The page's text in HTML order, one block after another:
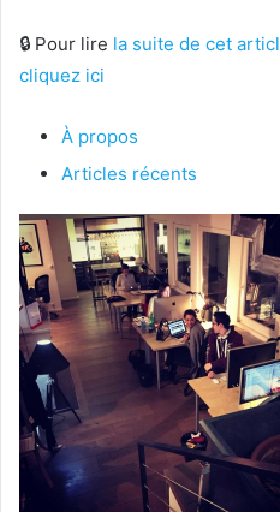
🔒 Pour lire la suite de cet
cliquez ici
À propos
Articles récents